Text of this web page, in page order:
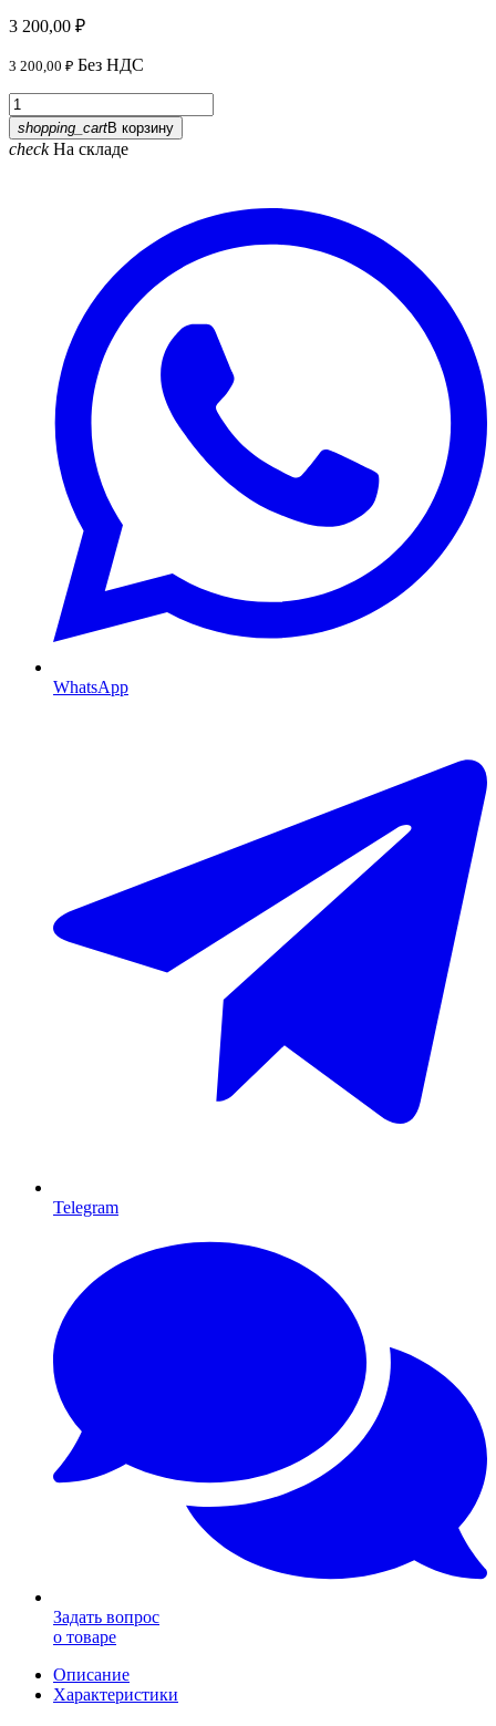
3 200,00 ₽
3 200,00 ₽ Без НДС
shopping_cartВ корзину
checkНа складе
WhatsApp
Telegram
Задать вопрос
о товаре
Описание
Характеристики